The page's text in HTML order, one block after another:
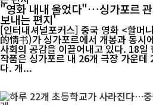
"영화 내내 울었다"…싱가포르
보내는 편지'
[인터내셔널포커스] 중국 영화 <할머
的情书)가 싱가포르에서 개봉과 동시
사회의 공감을 이끌어내고 있다. 18일 현지 영화업계에 따르면 이
작품은 싱가포르 내 26개 극장 가운데
다. 개...